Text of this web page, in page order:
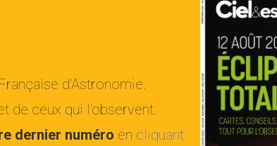
d'Astronomie.
de ceux qui l'observent.
dernier numéro en cliquant